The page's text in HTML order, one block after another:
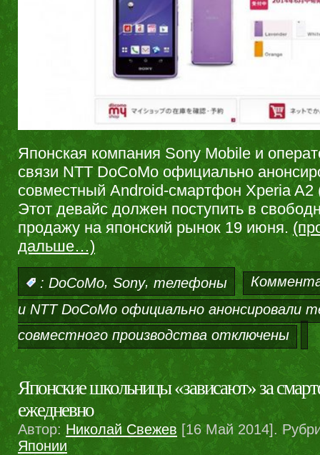
Японская компания Sony Mobile и
связи NTT DoCoMo официально
совместный Android-смартфон Xperia A2
Этот девайс должен поступить в
продажу на японский рынок 19 июня.
дальше…)
: DoCoMo, Sony, телефоны
и NTT DoCoMo официально анонсировали
совместного производства отключены
Японские школьницы «зависают» за
ежедневно
Автор:Николай Свежев [16 Май 2014].
Японии